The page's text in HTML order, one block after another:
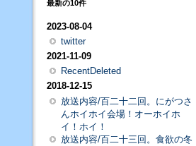
最新の10件
2023-08-04
twitter
2021-11-09
RecentDeleted
2018-12-15
放送内容/百二十二回。にがつさ
んホイホイ会場！オーホイホ
イ！ホイ！
放送内容/百二十三回。食欲の冬